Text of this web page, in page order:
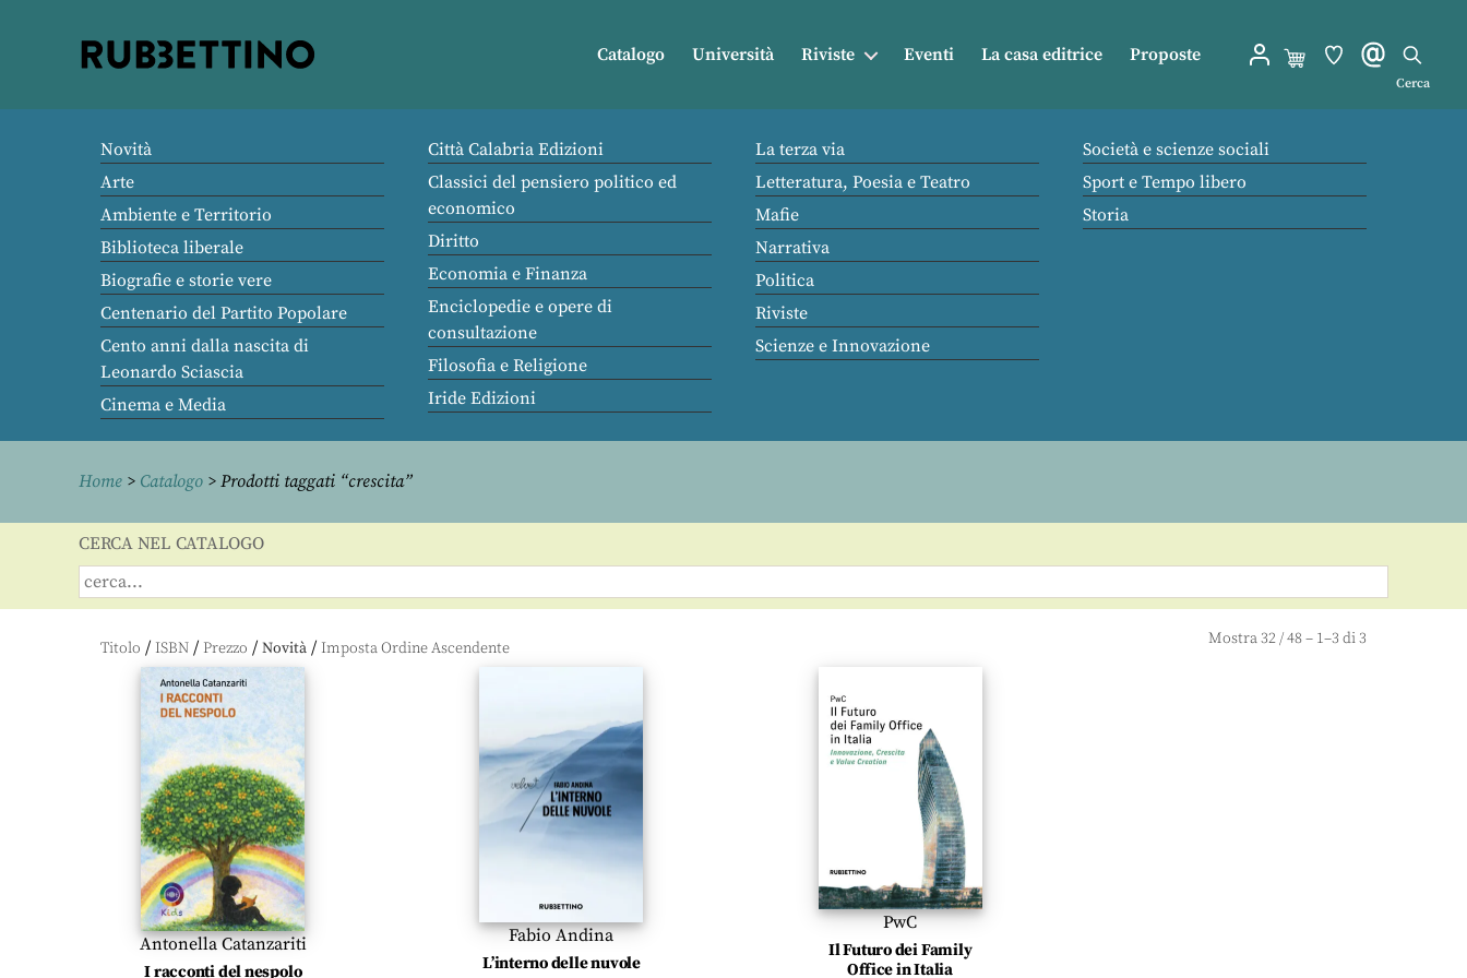
Catalogo Università Riviste Eventi La casa editrice Proposte
Cerca
Novità
Arte
Ambiente e Territorio
Biblioteca liberale
Biografie e storie vere
Centenario del Partito Popolare
Cento anni dalla nascita di
Leonardo Sciascia
Cinema e Media
Città Calabria Edizioni
Classici del pensiero politico ed
economico
Diritto
Economia e Finanza
Enciclopedie e opere di
consultazione
Filosofia e Religione
Iride Edizioni
La terza via
Letteratura, Poesia e Teatro
Mafie
Narrativa
Politica
Riviste
Scienze e Innovazione
Società e scienze sociali
Sport e Tempo libero
Storia
Home > Catalogo > Prodotti taggati “crescita”
CERCA NEL CATALOGO
Titolo / ISBN / Prezzo / Novità / Mostra32/48– 1–3 di 3
Antonella Catanzariti
I racconti del nespolo
Fabio Andina
L’interno delle nuvole
PwC
Il Futuro dei Family
Office in Italia